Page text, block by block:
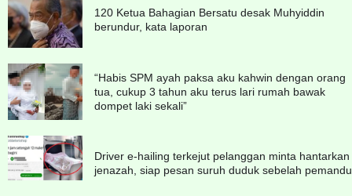
120 Ketua Bahagian Bersatu desak Muhyiddin
berundur, kata laporan
“Habis SPM ayah paksa aku kahwin dengan orang
tua, cukup 3 tahun aku terus lari rumah bawak
dompet laki sekali”
Driver e-hailing terkejut pelanggan minta hantarkan
jenazah, siap pesan suruh duduk sebelah pemandu